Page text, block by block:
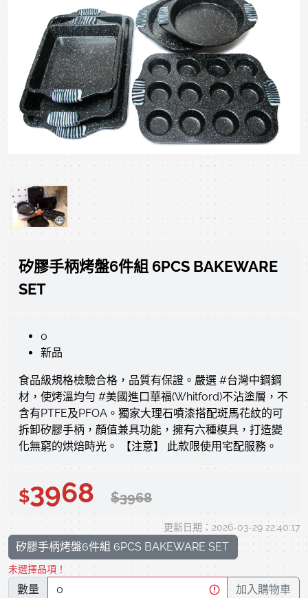
矽膠手柄烤盤6件組 6PCS BAKEWARE
SET
0
新品
食品級規格檢驗合格，品質有保證。嚴選 #台灣中鋼鋼
材，使烤溫均勻 #美國進口華福(Whitford)不沾塗層，不
含有PTFE及PFOA。獨家大理石噴漆搭配斑馬花紋的可
拆卸矽膠手柄，顏值兼具功能，擁有六種模具，打造變
化無窮的烘焙時光。 【注意】 此款限使用宅配服務。
$3968 $3968
更新日期：2026-03-29 22:40:17
矽膠手柄烤盤6件組 6PCS BAKEWARE SET
未選擇品項！
數量 加入購物車